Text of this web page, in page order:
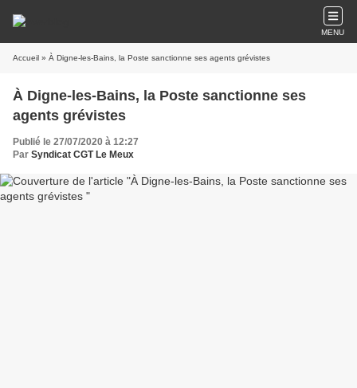
MENU
Accueil » À Digne-les-Bains, la Poste sanctionne ses agents grévistes
À Digne-les-Bains, la Poste sanctionne ses
agents grévistes
Publié le 27/07/2020 à 12:27
Par Syndicat CGT Le Meux